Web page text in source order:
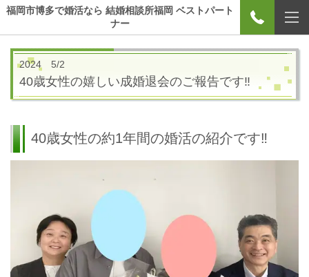
福岡市博多で婚活なら 結婚相談所福岡 ベストパート
ナー
2024 5/2
40歳女性の嬉しい成婚退会のご報告です‼
40歳女性の約1年間の婚活の紹介です‼